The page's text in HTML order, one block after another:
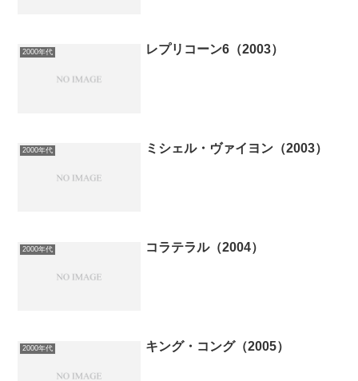
2000年代 レプリコーン6（2003）
2000年代 ミシェル・ヴァイヨン（2003）
2000年代 コラテラル（2004）
2000年代 キング・コング（2005）